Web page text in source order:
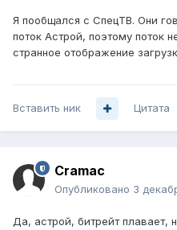
Я пообщался с СпецТВ. Они
поток Астрой, поэтому поток
странное отображение
Вставить ник Цитата
Cramac
Опубликовано 3
Да, астрой, битрейт плавает,